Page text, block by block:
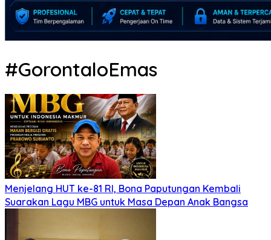
#GorontaloEmas
Menjelang HUT ke-81 RI, Bona Paputungan Kembali
Suarakan Lagu MBG untuk Masa Depan Anak Bangsa